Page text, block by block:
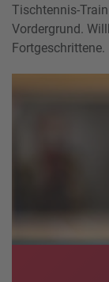
Tischtennis-
Vordergrund.
Fortgeschrittene.